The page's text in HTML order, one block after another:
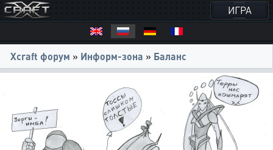
ИГРА
Xcraft форум » Информ-зона » Баланс